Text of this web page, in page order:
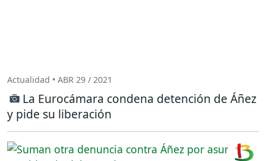
Actualidad • ABR 29 / 2021
La Eurocámara condena detención de Áñez
y pide su liberación